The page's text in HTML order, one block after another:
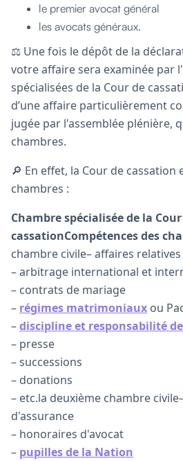
le premier avocat général
les avocats généraux.
⚖️ Une fois le dépôt de la
votre affaire sera examinée par
spécialisées de la Cour de
d’une affaire particulièrement
jugée par l'assemblée plénière,
chambres.
🔎 En effet, la Cour de cassation
chambres :
Chambre spécialisée de la
cassationCompétences des
chambre civile– affaires
– arbitrage international et
– contrats de mariage
– régimes matrimoniaux ou
–discipline et responsabilité
– presse
– successions
– donations
– etc.la deuxième chambre
d'assurance
– honoraires d'avocat
– pupilles de la Nation